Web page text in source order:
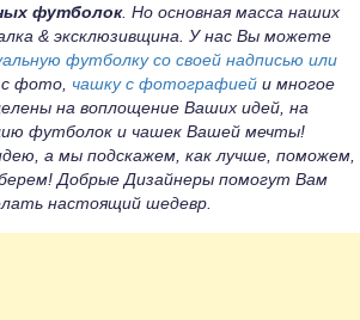
футболок. Но основная масса наших
& эксклюзивщина. У нас Вы можете
футболку со своей надписью или
с фото, чашку с фотографиейи многое
на воплощение Ваших идей, на
футболок и чашек Вашей мечты!
а мы подскажем, как лучше, поможем,
Добрые Дизайнеры помогут Вам
настоящий шедевр.